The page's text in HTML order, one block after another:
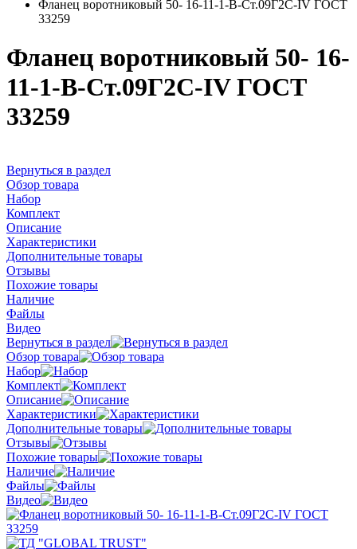
Фланец воротниковый 50- 16-11-1-B-Ст.09Г2С-IV ГОСТ
33259
Фланец воротниковый 50- 16-
11-1-B-Ст.09Г2С-IV ГОСТ
33259
Вернуться в раздел
Обзор товара
Набор
Комплект
Описание
Характеристики
Дополнительные товары
Отзывы
Похожие товары
Наличие
Файлы
Видео
Вернуться в раздел
Обзор товара
Набор
Комплект
Описание
Характеристики
Дополнительные товары
Отзывы
Похожие товары
Наличие
Файлы
Видео